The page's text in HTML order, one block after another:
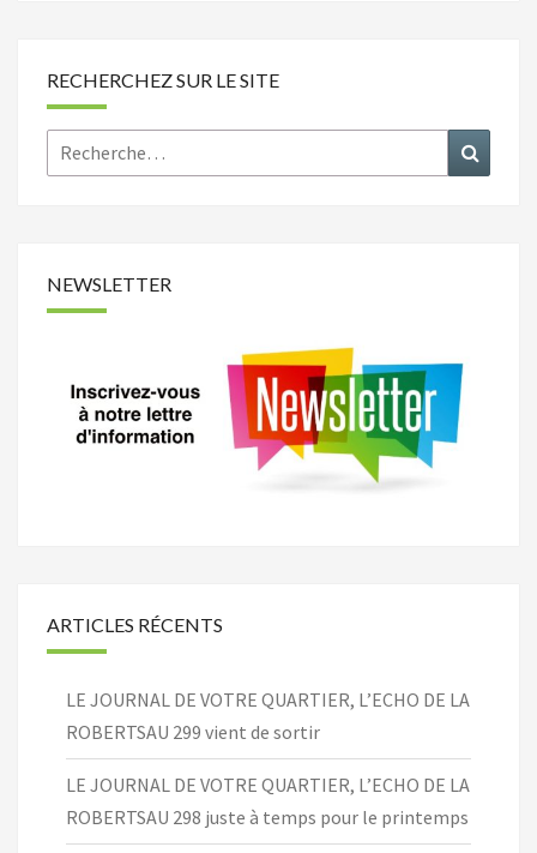
RECHERCHEZ SUR LE SITE
Rechercher :
NEWSLETTER
ARTICLES RÉCENTS
LE JOURNAL DE VOTRE QUARTIER, L’ECHO DE LA
ROBERTSAU 299 vient de sortir
LE JOURNAL DE VOTRE QUARTIER, L’ECHO DE LA
ROBERTSAU 298 juste à temps pour le printemps